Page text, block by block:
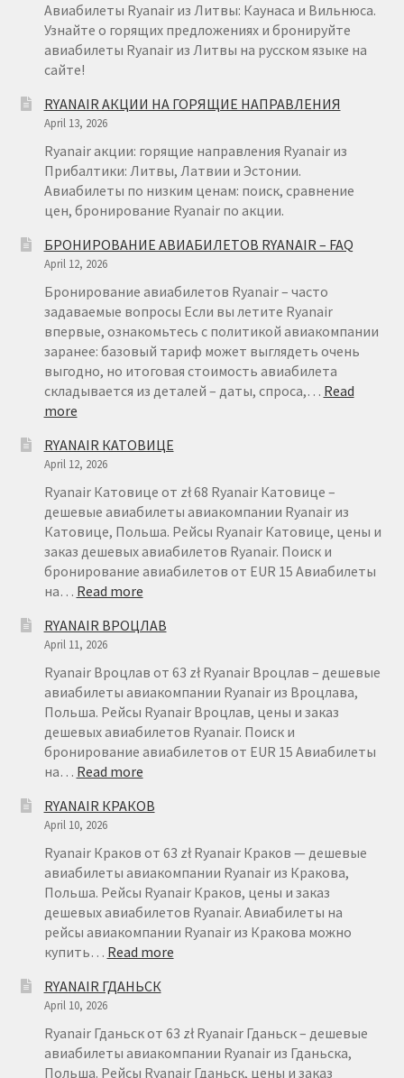
Авиабилеты Ryanair из Литвы: Каунаса и Вильнюса.
Узнайте о горящих предложениях и бронируйте
авиабилеты Ryanair из Литвы на русском языке на
сайте!
RYANAIR АКЦИИ НА ГОРЯЩИЕ НАПРАВЛЕНИЯ
April 13, 2026
Ryanair акции: горящие направления Ryanair из
Прибалтики: Литвы, Латвии и Эстонии.
Авиабилеты по низким ценам: поиск, сравнение
цен, бронирование Ryanair по акции.
БРОНИРОВАНИЕ АВИАБИЛЕТОВ RYANAIR – FAQ
April 12, 2026
Бронирование авиабилетов Ryanair – часто
задаваемые вопросы Если вы летите Ryanair
впервые, ознакомьтесь с политикой авиакомпании
заранее: базовый тариф может выглядеть очень
выгодно, но итоговая стоимость авиабилета
складывается из деталей – даты, спроса,… Read
more:
АВИАБИЛЕТОВ
RYANAIR
–
FAQ
RYANAIR КАТОВИЦЕ
April 12, 2026
Ryanair Катовице от zł 68 Ryanair Катовице –
дешевые авиабилеты авиакомпании Ryanair из
Катовице, Польша. Рейсы Ryanair Катовице, цены и
заказ дешевых авиабилетов Ryanair. Поиск и
бронирование авиабилетов от EUR 15 Авиабилеты
на… Read more:
КАТОВИЦЕ
RYANAIR ВРОЦЛАВ
April 11, 2026
Ryanair Вроцлав от 63 zł Ryanair Вроцлав – дешевые
авиабилеты авиакомпании Ryanair из Вроцлава,
Польша. Рейсы Ryanair Вроцлав, цены и заказ
дешевых авиабилетов Ryanair. Поиск и
бронирование авиабилетов от EUR 15 Авиабилеты
на… Read more:
ВРОЦЛАВ
RYANAIR КРАКОВ
April 10, 2026
Ryanair Краков от 63 zł Ryanair Краков — дешевые
авиабилеты авиакомпании Ryanair из Кракова,
Польша. Рейсы Ryanair Краков, цены и заказ
дешевых авиабилетов Ryanair. Авиабилеты на
рейсы авиакомпании Ryanair из Кракова можно
купить… Read more:
RYANAIR ГДАНЬСК
April 10, 2026
Ryanair Гданьск от 63 zł Ryanair Гданьск – дешевые
авиабилеты авиакомпании Ryanair из Гданьска,
Польша. Рейсы Ryanair Гданьск, цены и заказ